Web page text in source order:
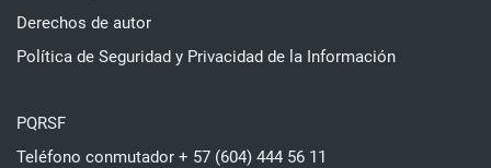
Derechos de autor
Política de Seguridad y Privacidad de la Información
PQRSF
Teléfono conmutador + 57 (604) 444 56 11